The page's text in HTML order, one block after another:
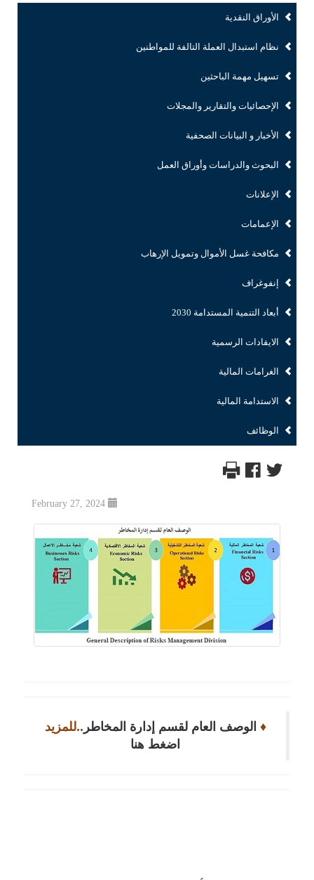
الأوراق النقدية
نظام استبدال العملة التالفة للمواطنين
تسهيل مهمة الباحثين
الإحصائيات والتقارير والمجلات
الأخبار و البيانات الصحفية
البحوث والدراسات وأوراق العمل
الإعلانات
الإعمامات
مكافحة غسل الأموال وتمويل الإرهاب
إنفوغراف
أبعاد التنمية المستدامة 2030
الايفادات الرسمية
الغرامات المالية
الاستدامة المالية
الوظائف
♦ الوصف العام لقسم إدارة المخاطر ..للمزيد
اضغط هنا